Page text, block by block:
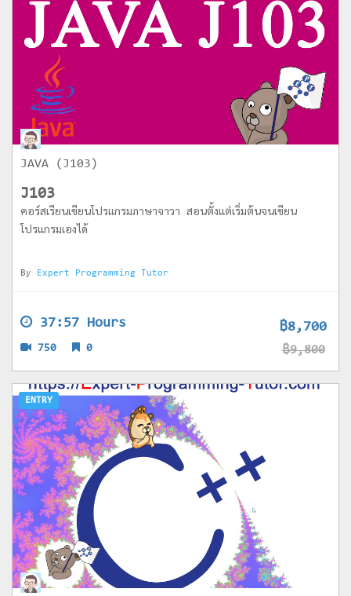
JAVA (J103)
J103
คอร์สเรียนเขียนโปรแกรมภาษาจาวา สอนตั้งแต่เริ่มต้นจนเขียน
โปรแกรมเองได้
By Expert Programming Tutor
37:57 Hours ฿8,700
฿9,800
750 0
ENTRY